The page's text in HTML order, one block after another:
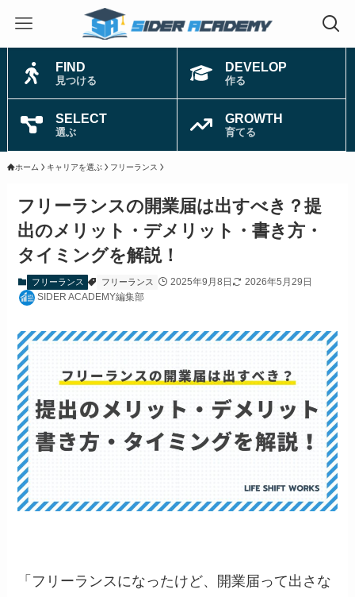
FIND
見つける
DEVELOP
作る
SELECT
選ぶ
GROWTH
育てる
ホーム キャリアを選ぶ フリーランス
フリーランスの開業届は出すべき？提
出のメリット・デメリット・書き方・
タイミングを解説！
フリーランス フリーランス 2025年9月8日
2026年5月29日
SIDER ACADEMY編集部
「フリーランスになったけど、開業届って出さな